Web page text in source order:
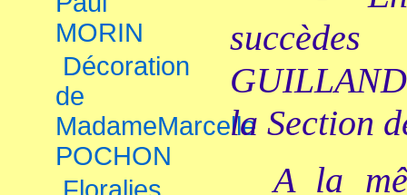
MORIN
Décoration
de
MadameMarcelle
POCHON
la Section
A la